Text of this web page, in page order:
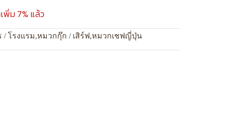
พิ่ม 7% แล้ว
/ โรงแรม,หมวกกุ๊ก / เสิร์ฟ,หมวกเชฟญี่ปุ่น